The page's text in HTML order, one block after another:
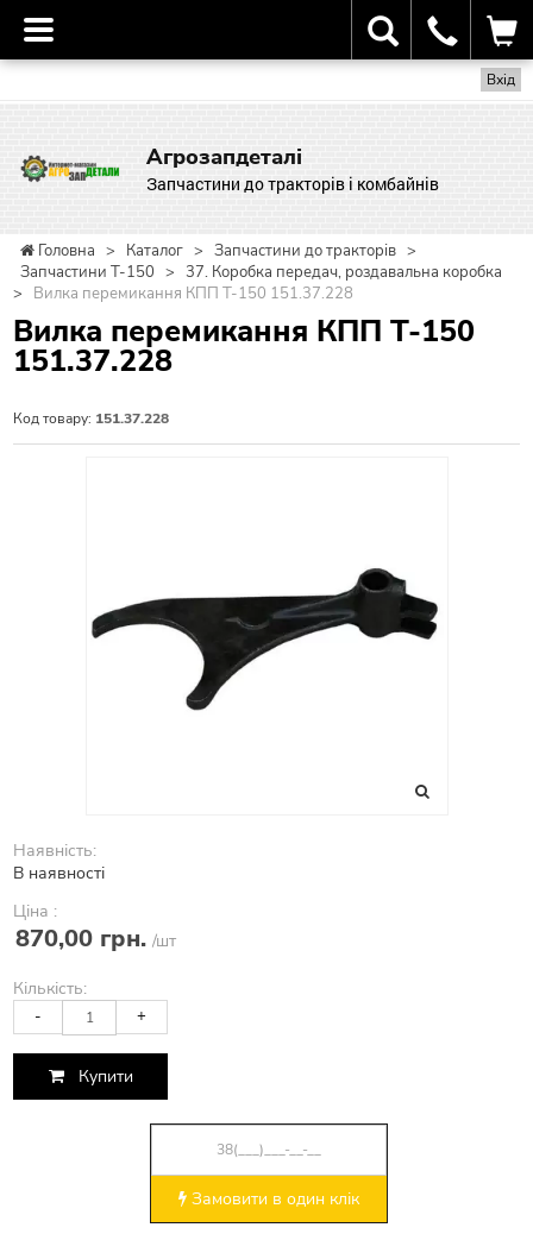
Вхід
Агрозапдеталі
Запчастини до тракторів і комбайнів
Головна > Каталог > Запчастини до тракторів >
Запчастини Т-150 > 37. Коробка передач, роздавальна коробка
>
Вилка перемикання КПП Т-150 151.37.228
Вилка перемикання КПП Т-150
151.37.228
Код товару: 151.37.228
Наявність:
В наявності
Ціна :
870,00 грн. /шт
Кількість:
- +
Купити
Замовити в один клік